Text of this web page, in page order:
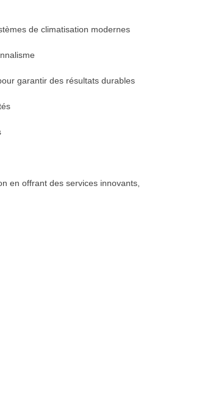
de climatisation modernes
garantir des résultats durables
en offrant des services innovants,